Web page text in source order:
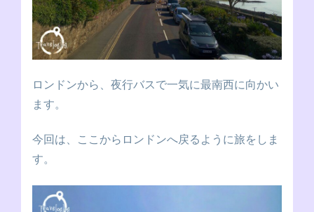
ロンドンから、夜行バスで一気に最南西に向かい
ます。
今回は、ここからロンドンへ戻るように旅をしま
す。